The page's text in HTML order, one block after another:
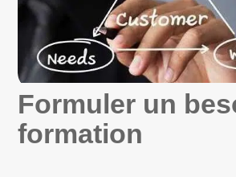
Formuler un
formation